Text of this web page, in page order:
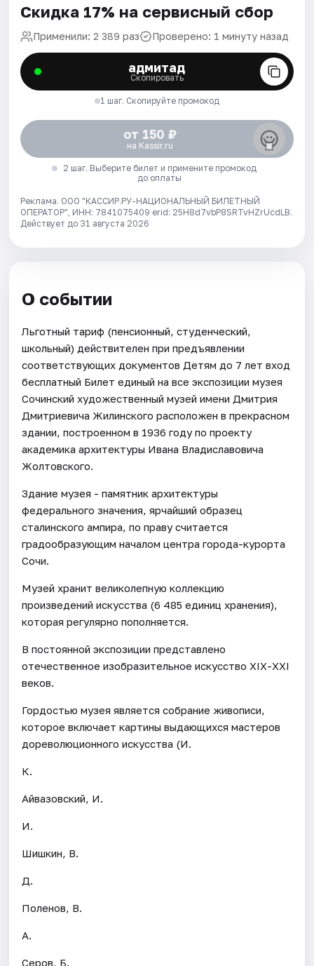
Скидка 17% на сервисный сбор
Применили: 2 389 раз Проверено: 1 минуту назад
адмитад
Скопировать
1 шаг. Скопируйте промокод
от 150 ₽
на Kassir.ru
2 шаг. Выберите билет и примените промокод
до оплаты
Реклама. ООО "КАССИР.РУ-НАЦИОНАЛЬНЫЙ БИЛЕТНЫЙ
ОПЕРАТОР", ИНН: 7841075409 erid: 25H8d7vbP8SRTvHZrUcdLB.
Действует до 31 августа 2026
О событии
Льготный тариф (пенсионный, студенческий,
школьный) действителен при предъявлении
соответствующих документов Детям до 7 лет вход
бесплатный Билет единый на все экспозиции музея
Сочинский художественный музей имени Дмитрия
Дмитриевича Жилинского расположен в прекрасном
здании, построенном в 1936 году по проекту
академика архитектуры Ивана Владиславовича
Жолтовского.
Здание музея - памятник архитектуры
федерального значения, ярчайший образец
сталинского ампира, по праву считается
градообразующим началом центра города-курорта
Сочи.
Музей хранит великолепную коллекцию
произведений искусства (6 485 единиц хранения),
которая регулярно пополняется.
В постоянной экспозиции представлено
отечественное изобразительное искусство ХIХ-ХХI
веков.
Гордостью музея является собрание живописи,
которое включает картины выдающихся мастеров
дореволюционного искусства (И.
К.
Айвазовский, И.
И.
Шишкин, В.
Д.
Поленов, В.
А.
Серов, Б.